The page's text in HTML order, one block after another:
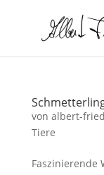
von albert-
Tiere
Faszinierende